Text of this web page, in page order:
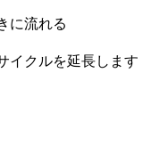
に流れる
イクルを延長します